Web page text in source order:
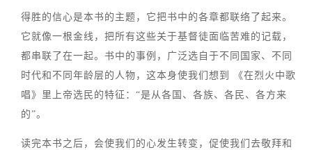
得胜的信心是本书的主题，它把书中的各章都联络了起来。
它就像一根金线，把所有这些关于基督徒面临苦难的记载，
都串联了在一起。书中的事例，广泛选自于不同国家、不同
时代和不同年龄层的人物，这本身使我们想到 《在烈火中歌
唱》里上帝选民的特征：“是从各国、各族、各民、各方来
的”。
读完本书之后，会使我们的心发生转变，促使我们去敬拜和